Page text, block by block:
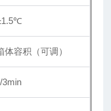
容积（可调）
3min